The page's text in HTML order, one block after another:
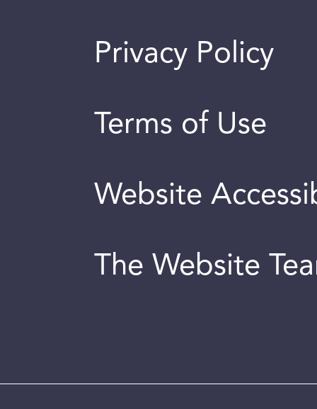
Privacy Policy
Terms of Use
Website
The Website